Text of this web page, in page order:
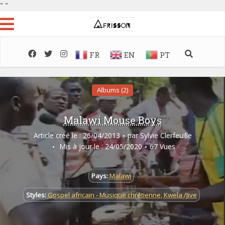
" "
FR EN PT
Albums (2)
Malawi Mouse Boys
Article créé le : 26/04/2013 par Sylvie Clerfeuille
Mis à jour le : 24/05/2020
67 Vues
Pays:Malawi
Styles:Gospel africain - Musique chrétienne,Kwela /Jive